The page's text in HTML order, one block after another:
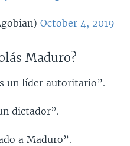
October 4, 2019
Maduro?
un líder autoritario”.
dictador”.
a Maduro”.